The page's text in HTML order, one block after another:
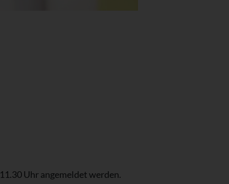
Uhr angemeldet werden.